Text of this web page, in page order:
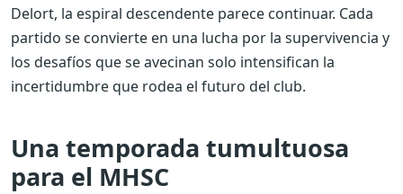
Delort, la espiral descendente parece continuar. Cada
partido se convierte en una lucha por la supervivencia y
los desafíos que se avecinan solo intensifican la
incertidumbre que rodea el futuro del club.
Una temporada tumultuosa
para el MHSC